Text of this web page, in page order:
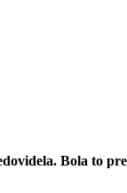
Bola to